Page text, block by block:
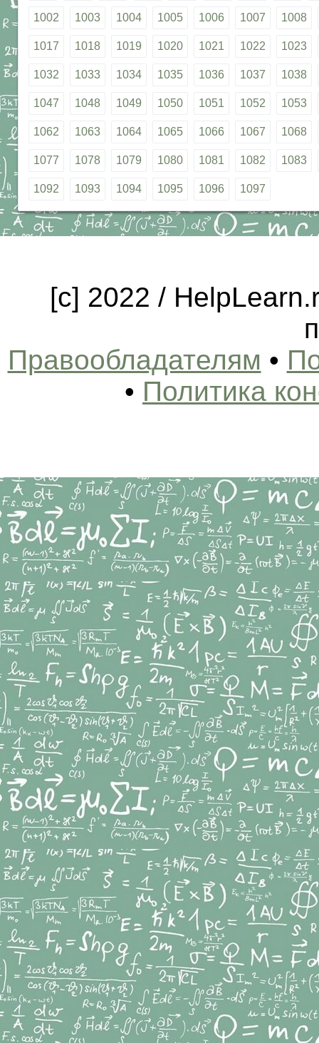
1002 1003 1004 1005 1006 1007 1008
1017 1018 1019 1020 1021 1022 1023
1032 1033 1034 1035 1036 1037 1038
1047 1048 1049 1050 1051 1052 1053
1062 1063 1064 1065 1066 1067 1068
1077 1078 1079 1080 1081 1082 1083
1092 1093 1094 1095 1096 1097
[c] 2022 /
Правообладателям •
• Политика